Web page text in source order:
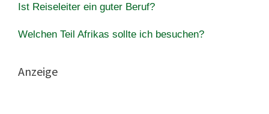
Ist Reiseleiter ein guter Beruf?
Welchen Teil Afrikas sollte ich besuchen?
Anzeige